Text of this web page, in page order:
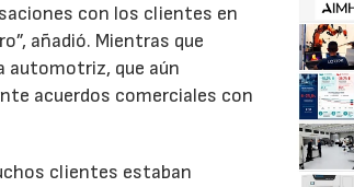
con los clientes en
añadió. Mientras que
automotriz, que aún
acuerdos comerciales con
clientes estaban